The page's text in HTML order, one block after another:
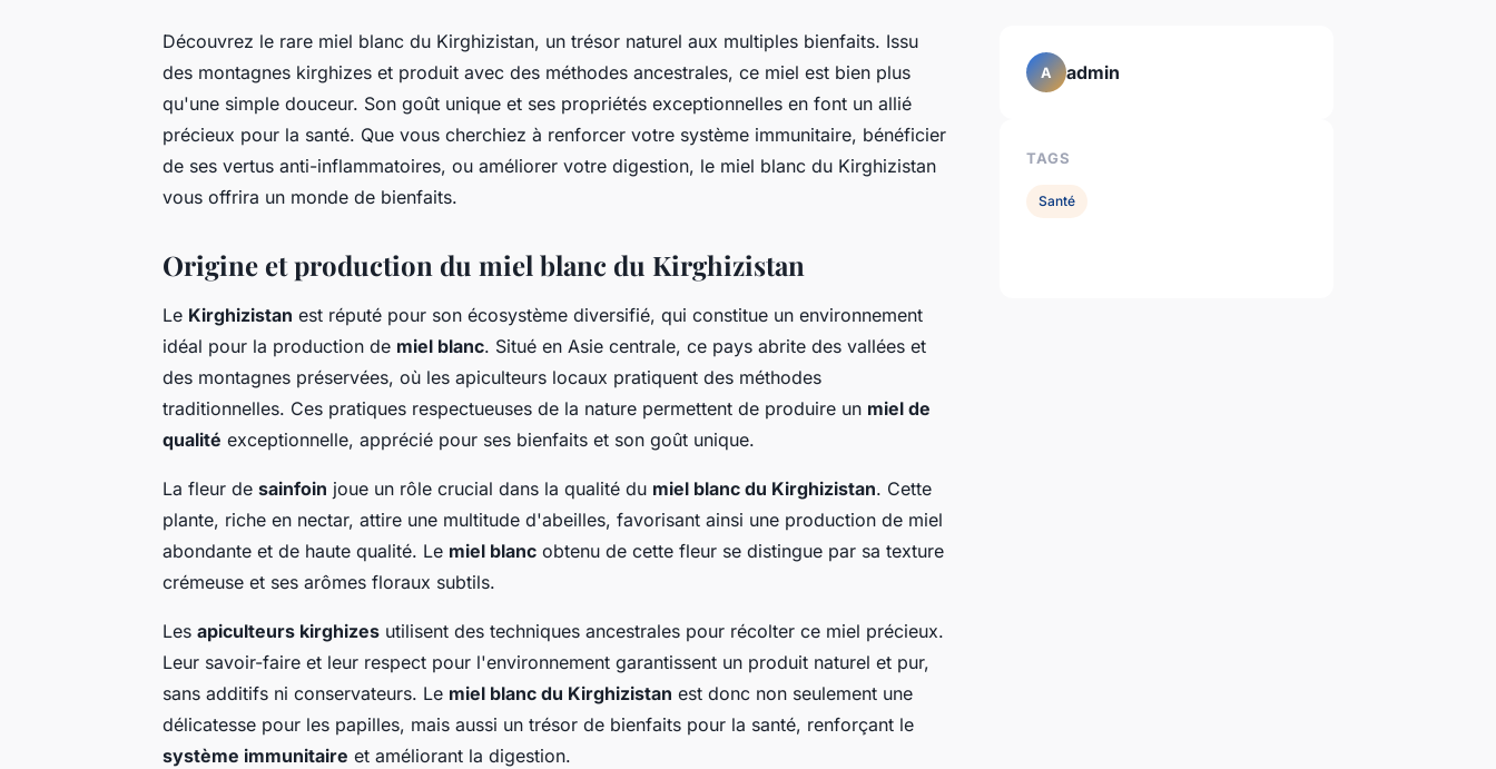
Découvrez le rare miel blanc du Kirghizistan, un trésor naturel aux multiples bienfaits. Issu
des montagnes kirghizes et produit avec des méthodes ancestrales, ce miel est bien plus
qu'une simple douceur. Son goût unique et ses propriétés exceptionnelles en font un allié
précieux pour la santé. Que vous cherchiez à renforcer votre système immunitaire, bénéficier
de ses vertus anti-inflammatoires, ou améliorer votre digestion, le miel blanc du Kirghizistan
vous offrira un monde de bienfaits.
Origine et production du miel blanc du Kirghizistan
Le Kirghizistan est réputé pour son écosystème diversifié, qui constitue un environnement
idéal pour la production de miel blanc. Situé en Asie centrale, ce pays abrite des vallées et
des montagnes préservées, où les apiculteurs locaux pratiquent des méthodes
traditionnelles. Ces pratiques respectueuses de la nature permettent de produire un miel de
qualité exceptionnelle, apprécié pour ses bienfaits et son goût unique.
La fleur de sainfoin joue un rôle crucial dans la qualité du miel blanc du Kirghizistan. Cette
plante, riche en nectar, attire une multitude d'abeilles, favorisant ainsi une production de miel
abondante et de haute qualité. Le miel blanc obtenu de cette fleur se distingue par sa texture
crémeuse et ses arômes floraux subtils.
Les apiculteurs kirghizes utilisent des techniques ancestrales pour récolter ce miel précieux.
Leur savoir-faire et leur respect pour l'environnement garantissent un produit naturel et pur,
sans additifs ni conservateurs. Le miel blanc du Kirghizistan est donc non seulement une
délicatesse pour les papilles, mais aussi un trésor de bienfaits pour la santé, renforçant le
système immunitaire et améliorant la digestion.
A admin
TAGS
Santé